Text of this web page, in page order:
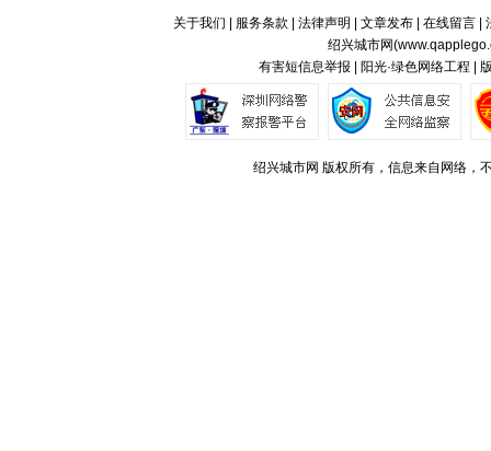
关于我们 服务条款 法律声明 文章发布| 在线留言|
绍兴城市网(
有害短信息举报 | 阳光·绿色网络工程 |
绍兴城市网 版权所有，信息来自网络，